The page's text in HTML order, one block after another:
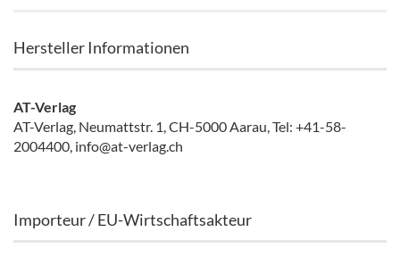
Hersteller Informationen
AT-Verlag
AT-Verlag, Neumattstr. 1, CH-5000 Aarau, Tel: +41-58-
2004400, info@at-verlag.ch
Importeur / EU-Wirtschaftsakteur